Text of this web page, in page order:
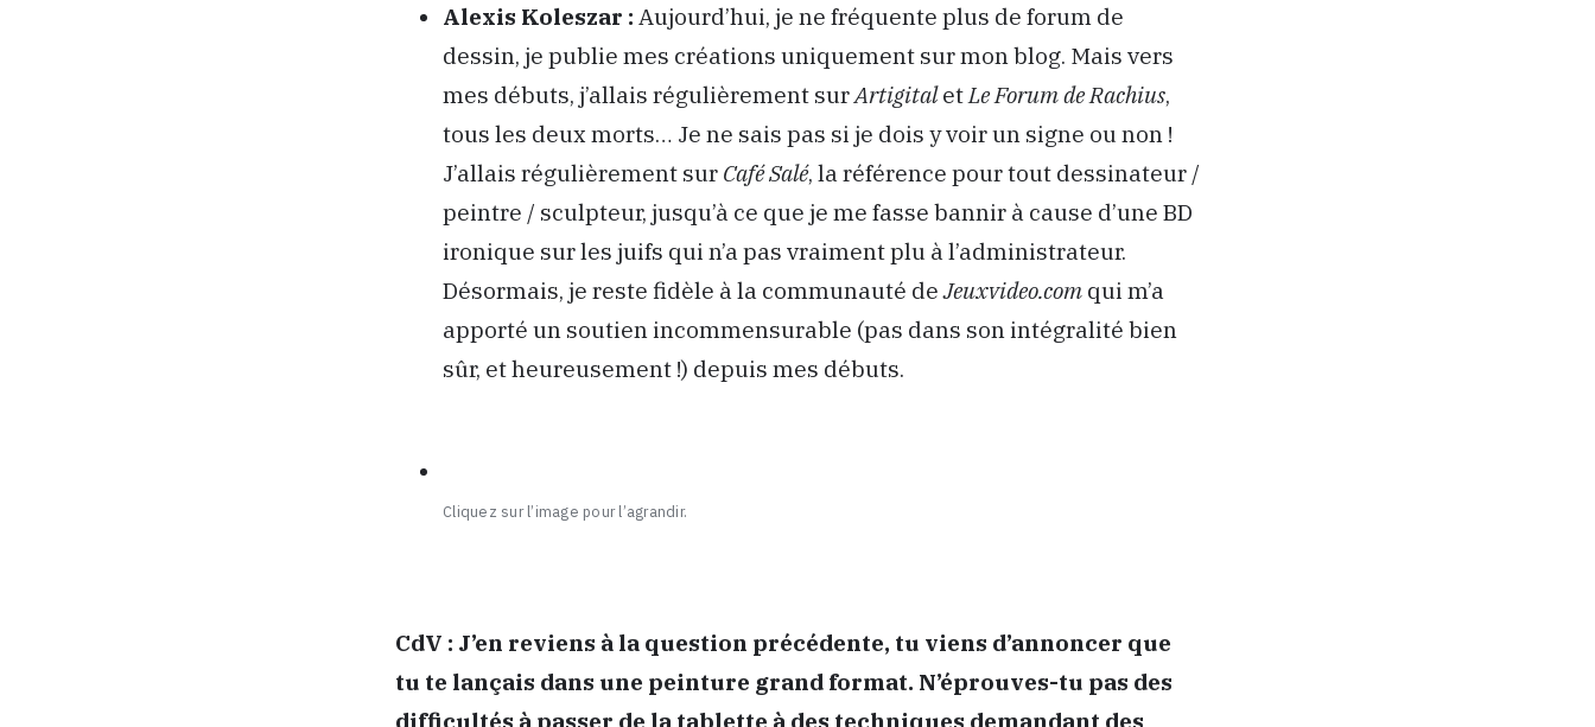
Alexis Koleszar : Aujourd’hui, je ne fréquente plus de forum de
dessin, je publie mes créations uniquement sur mon blog. Mais vers
mes débuts, j’allais régulièrement surArtigitalet Le Forum de Rachius,
tous les deux morts… Je ne sais pas si je dois y voir un signe ou non !
J’allais régulièrement sur Café Salé, la référence pour tout dessinateur /
peintre / sculpteur, jusqu’à ce que je me fasse bannir à cause d’une BD
ironique sur les juifs qui n’a pas vraiment plu à l’administrateur.
Désormais, je reste fidèle à la communauté deJeuxvideo.com qui m’a
apporté un soutien incommensurable (pas dans son intégralité bien
sûr, et heureusement !) depuis mes débuts.
Cliquez sur l’image pour l’agrandir.
CdV : J’en reviens à la question précédente, tu viens d’annoncer que
tu te lançais dans une peinture grand format. N’éprouves-tu pas des